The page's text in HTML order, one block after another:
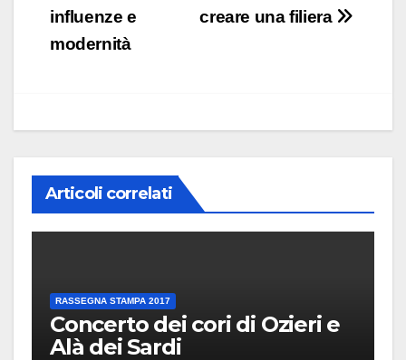
creare una filiera
influenze e
modernità
Articoli correlati
RASSEGNA STAMPA 2017
Concerto dei cori di Ozieri e
Alà dei Sardi